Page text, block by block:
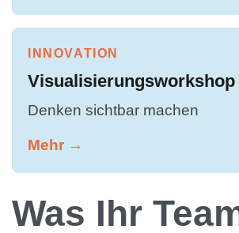
INNOVATION
Visualisierungsworkshop
Denken sichtbar machen
Mehr →
Was Ihr